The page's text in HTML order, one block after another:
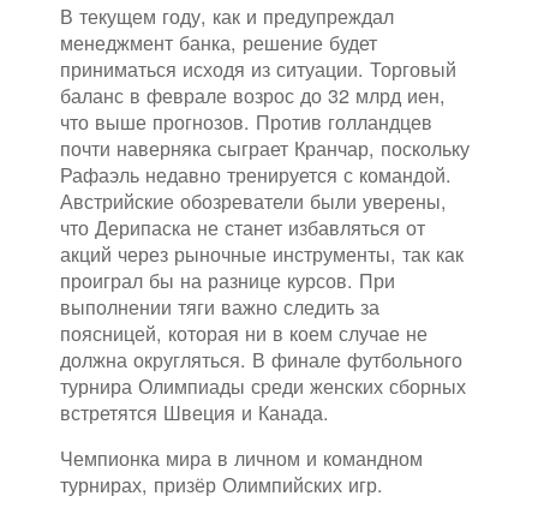
В текущем году, как и предупреждал
менеджмент банка, решение будет
приниматься исходя из ситуации. Торговый
баланс в феврале возрос до 32 млрд иен,
что выше прогнозов. Против голландцев
почти наверняка сыграет Кранчар, поскольку
Рафаэль недавно тренируется с командой.
Австрийские обозреватели были уверены,
что Дерипаска не станет избавляться от
акций через рыночные инструменты, так как
проиграл бы на разнице курсов. При
выполнении тяги важно следить за
поясницей, которая ни в коем случае не
должна округляться. В финале футбольного
турнира Олимпиады среди женских сборных
встретятся Швеция и Канада.
Чемпионка мира в личном и командном
турнирах, призёр Олимпийских игр.